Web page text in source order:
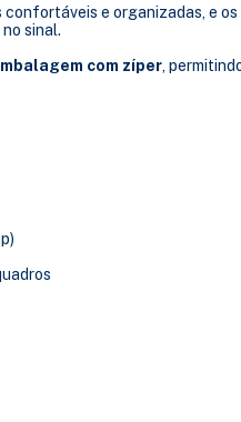
confortáveis e organizadas, e os
sinal.
com zíper,